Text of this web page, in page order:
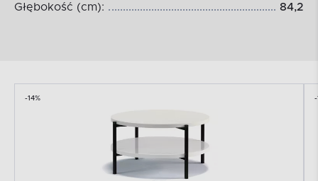
Głębokość (cm): 84,2
-14% -